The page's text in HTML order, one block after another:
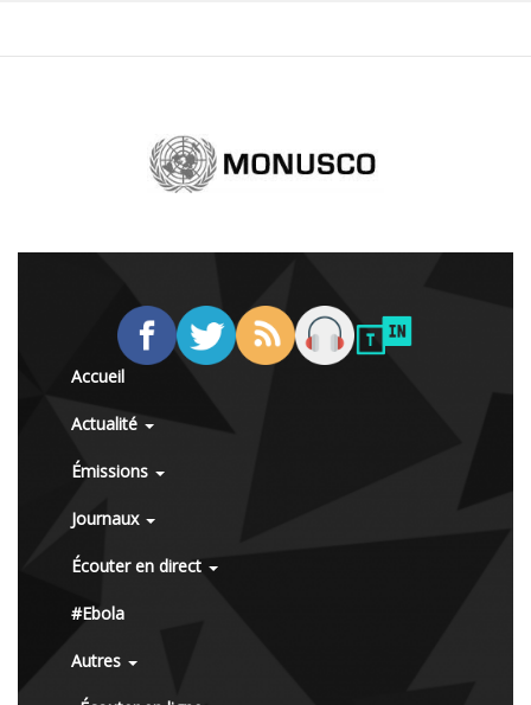
Accueil
Actualité
Émissions
Journaux
Écouter en direct
#Ebola
Autres